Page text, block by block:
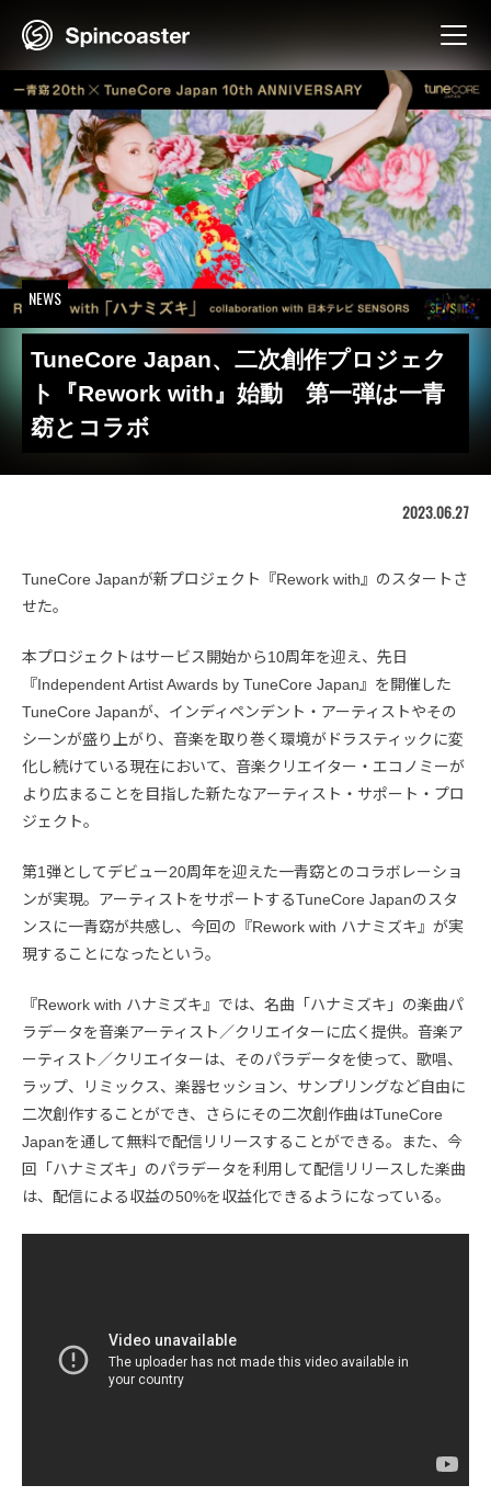
NEWS
TuneCore Japan、二次創作プロジェク
ト『Rework with』始動 第一弾は一青
窈とコラボ
2023.06.27
TuneCore Japanが新プロジェクト『Rework with』のスタートさ
せた。
本プロジェクトはサービス開始から10周年を迎え、先日
『Independent Artist Awards by TuneCore Japan』を開催した
TuneCore Japanが、インディペンデント・アーティストやその
シーンが盛り上がり、音楽を取り巻く環境がドラスティックに変
化し続けている現在において、音楽クリエイター・エコノミーが
より広まることを目指した新たなアーティスト・サポート・プロ
ジェクト。
第1弾としてデビュー20周年を迎えた一青窈とのコラボレーショ
ンが実現。アーティストをサポートするTuneCore Japanのスタ
ンスに一青窈が共感し、今回の『Rework with ハナミズキ』が実
現することになったという。
『Rework with ハナミズキ』では、名曲「ハナミズキ」の楽曲パ
ラデータを音楽アーティスト／クリエイターに広く提供。音楽ア
ーティスト／クリエイターは、そのパラデータを使って、歌唱、
ラップ、リミックス、楽器セッション、サンプリングなど自由に
二次創作することができ、さらにその二次創作曲はTuneCore
Japanを通して無料で配信リリースすることができる。また、今
回「ハナミズキ」のパラデータを利用して配信リリースした楽曲
は、配信による収益の50%を収益化できるようになっている。